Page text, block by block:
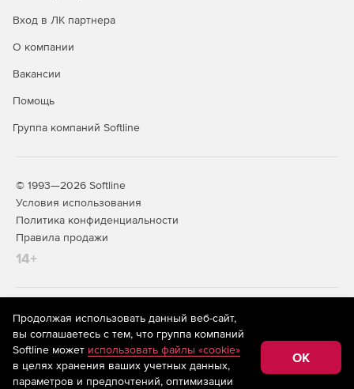
Вход в ЛК партнера
О компании
Вакансии
Помощь
Группа компаний Softline
© 1993—2026 Softline
Условия использования
Политика конфиденциальности
Правила продажи
14+
На информационном ресурсе store.softline.ru применяются
рекомендательные технологии
(информационные технологии
предоставления информации на основе сбора,
систематизации и анализа сведений, относящихся к
предпочтениям пользователей сети «Интернет»,
находящихся на территории Российской Федерации)
Продолжая использовать данный веб-сайт,
вы соглашаетесь с тем, что группа компаний
Softline может использовать файлы «cookie»
в целях хранения ваших учетных данных,
параметров и предпочтений, оптимизации
OK